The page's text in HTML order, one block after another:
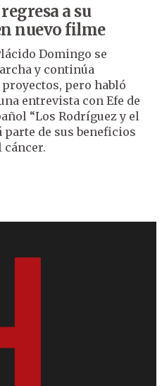
a su
nuevo filme
Domingo se
y continúa
pero habló
entrevista con Efe de
“Los Rodríguez y el
parte de sus beneficios
cáncer.